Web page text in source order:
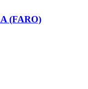
(FARO)